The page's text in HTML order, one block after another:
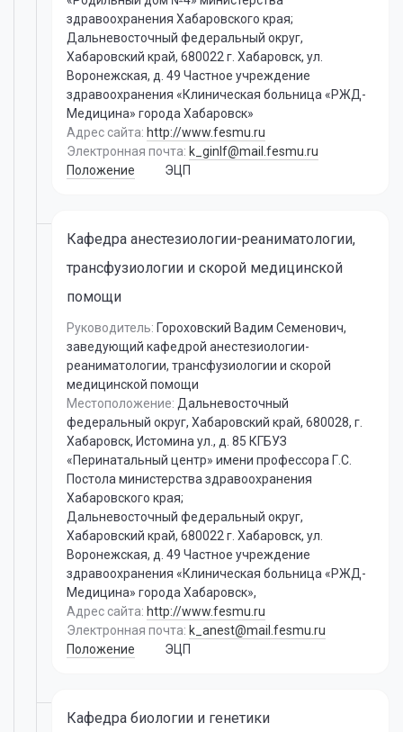
здравоохранения Хабаровского края;
Дальневосточный федеральный округ,
Хабаровский край, 680022 г. Хабаровск, ул.
Воронежская, д. 49 Частное учреждение
здравоохранения «Клиническая больница «РЖД-
Медицина» города Хабаровск»
Адрес сайта: http://www.fesmu.ru
Электронная почта: k_ginlf@mail.fesmu.ru
Положение
ЭЦП
Кафедра анестезиологии-реаниматологии,
трансфузиологии и скорой медицинской
помощи
Руководитель: Гороховский Вадим Семенович,
заведующий кафедрой анестезиологии-
реаниматологии, трансфузиологии и скорой
медицинской помощи
Местоположение: Дальневосточный
федеральный округ, Хабаровский край, 680028, г.
Хабаровск, Истомина ул., д. 85 КГБУЗ
«Перинатальный центр» имени профессора Г.С.
Постола министерства здравоохранения
Хабаровского края;
Дальневосточный федеральный округ,
Хабаровский край, 680022 г. Хабаровск, ул.
Воронежская, д. 49 Частное учреждение
здравоохранения «Клиническая больница «РЖД-
Медицина» города Хабаровск»,
Адрес сайта: http://www.fesmu.ru
Электронная почта: k_anest@mail.fesmu.ru
Положение
ЭЦП
Кафедра биологии и генетики